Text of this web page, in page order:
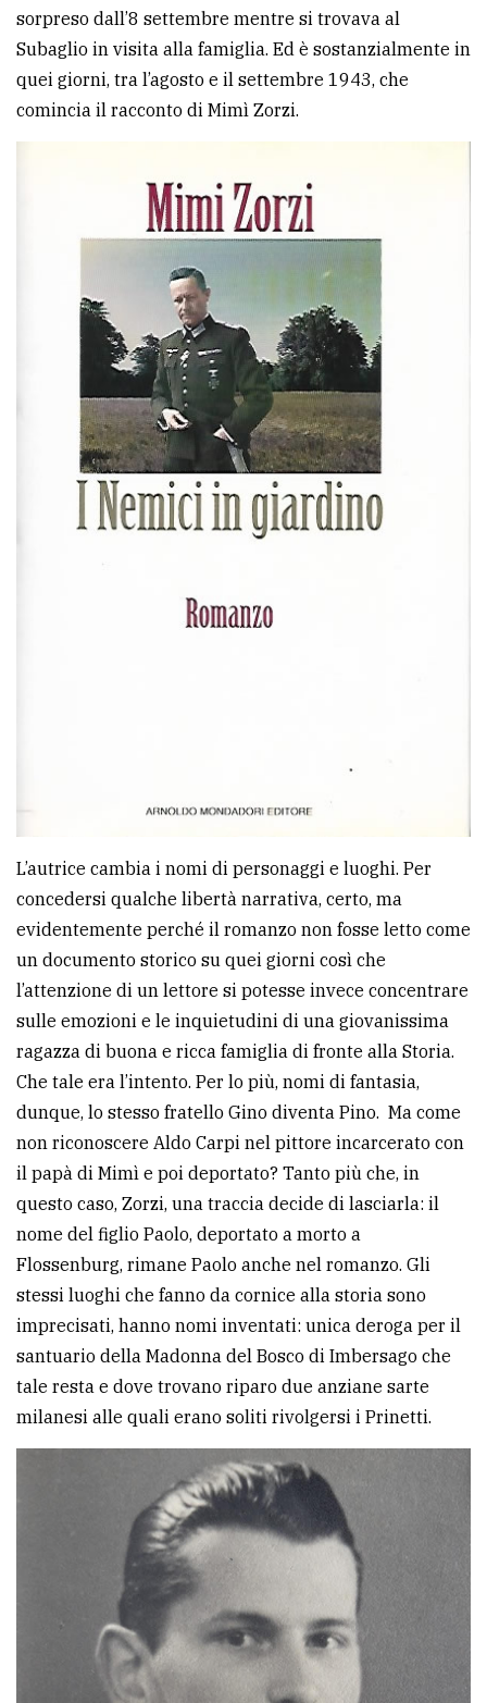
sorpreso dall’8 settembre mentre si trovava al
Subaglio in visita alla famiglia. Ed è sostanzialmente in
quei giorni, tra l’agosto e il settembre 1943, che
comincia il racconto di Mimì Zorzi.
L’autrice cambia i nomi di personaggi e luoghi. Per
concedersi qualche libertà narrativa, certo, ma
evidentemente perché il romanzo non fosse letto come
un documento storico su quei giorni così che
l’attenzione di un lettore si potesse invece concentrare
sulle emozioni e le inquietudini di una giovanissima
ragazza di buona e ricca famiglia di fronte alla Storia.
Che tale era l’intento. Per lo più, nomi di fantasia,
dunque, lo stesso fratello Gino diventa Pino. Ma come
non riconoscere Aldo Carpi nel pittore incarcerato con
il papà di Mimì e poi deportato? Tanto più che, in
questo caso, Zorzi, una traccia decide di lasciarla: il
nome del figlio Paolo, deportato a morto a
Flossenburg, rimane Paolo anche nel romanzo. Gli
stessi luoghi che fanno da cornice alla storia sono
imprecisati, hanno nomi inventati: unica deroga per il
santuario della Madonna del Bosco di Imbersago che
tale resta e dove trovano riparo due anziane sarte
milanesi alle quali erano soliti rivolgersi i Prinetti.